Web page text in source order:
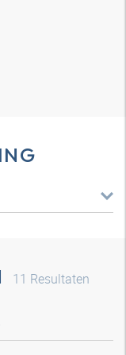
11 Resultaten